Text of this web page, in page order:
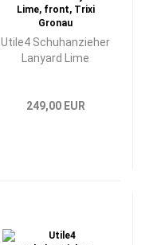
Utile4 Schuhanzieher
Lanyard Lime
249,00 EUR